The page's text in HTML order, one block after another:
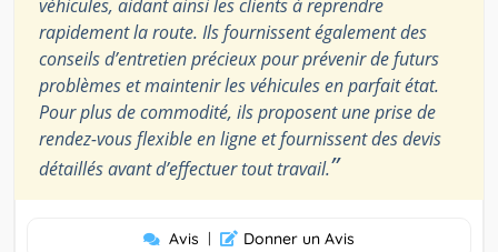
véhicules, aidant ainsi les clients à reprendre
rapidement la route. Ils fournissent également des
conseils d’entretien précieux pour prévenir de futurs
problèmes et maintenir les véhicules en parfait état.
Pour plus de commodité, ils proposent une prise de
rendez-vous flexible en ligne et fournissent des devis
détaillés avant d’effectuer tout travail.”
Avis | Donner un Avis